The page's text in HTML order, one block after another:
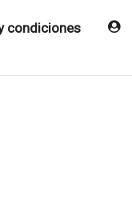
condiciones